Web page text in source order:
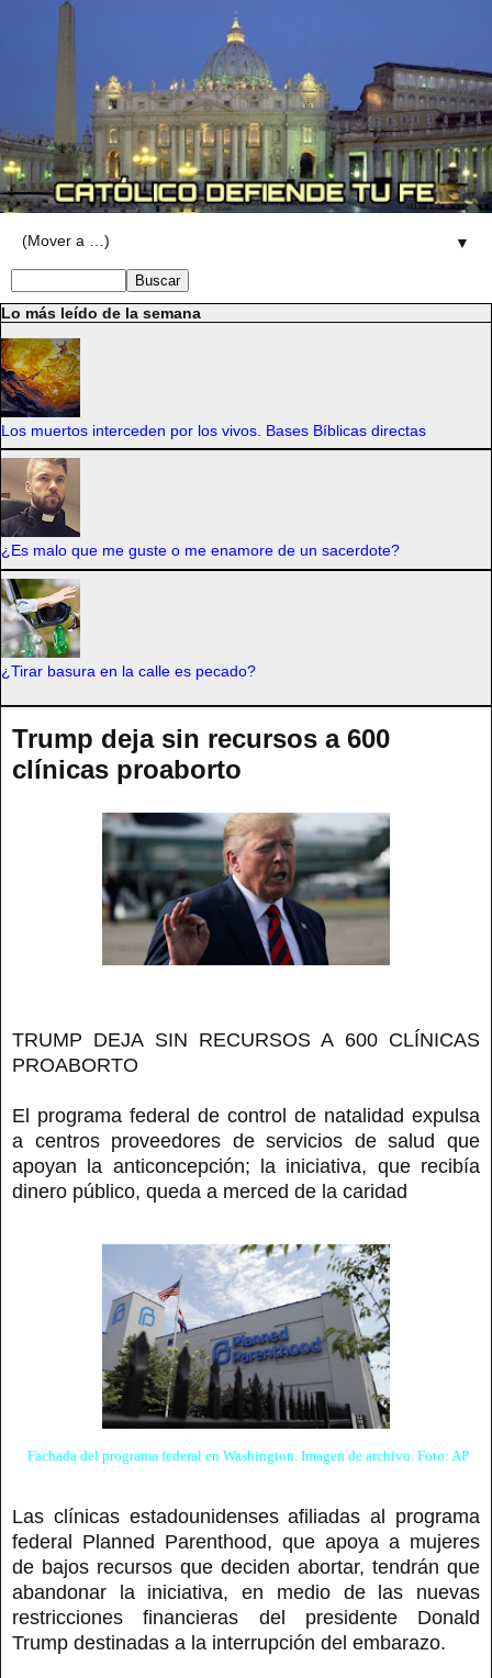
▼
Lo más leído de la semana
Los muertos interceden por los vivos. Bases Bíblicas directas
¿Es malo que me guste o me enamore de un sacerdote?
¿Tirar basura en la calle es pecado?
Trump deja sin recursos a 600
clínicas proaborto
TRUMP DEJA SIN RECURSOS A 600 CLÍNICAS
PROABORTO
El programa federal de control de natalidad expulsa
a centros proveedores de servicios de salud que
apoyan la anticoncepción; la iniciativa, que recibía
dinero público, queda a merced de la caridad
Fachada del programa federal en Washington. Imagen de archivo. Foto: AP
Las clínicas estadounidenses afiliadas al programa
federal Planned Parenthood, que apoya a mujeres
de bajos recursos que deciden abortar, tendrán que
abandonar la iniciativa, en medio de las nuevas
restricciones financieras del presidente Donald
Trump destinadas a la interrupción del embarazo.